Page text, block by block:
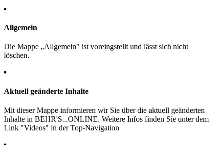
Allgemein
Die Mappe „Allgemein" ist voreingstellt und lässt sich nicht
löschen.
Aktuell geänderte Inhalte
Mit dieser Mappe informieren wir Sie über die aktuell geänderten
Inhalte in BEHR'S...ONLINE. Weitere Infos finden Sie unter dem
Link "Videos" in der Top-Navigation